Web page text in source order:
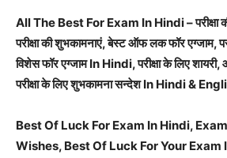
All The Best For Exam In Hindi – परीक्षा
परीक्षा की शुभकामनाएं, बेस्ट ऑफ लक फॉर एग्जाम,
विशेस फॉर एग्जाम In Hindi, परीक्षा के लिए
परीक्षा के लिए शुभकामना सन्देश In Hindi &
Best Of Luck For Exam In Hindi,
Wishes, Best Of Luck For Your Exam